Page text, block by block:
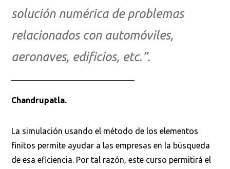
solución numérica de problemas
relacionados con automóviles,
aeronaves, edificios, etc.”.
Chandrupatla.
La simulación usando el método de los elementos
finitos permite ayudar a las empresas en la búsqueda
de esa eficiencia. Por tal razón, este curso permitirá el